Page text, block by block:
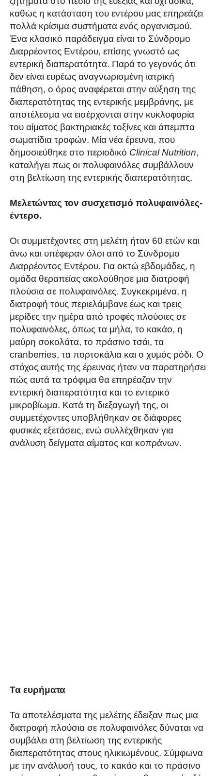
καθώς η κατάσταση του εντέρου μας επηρεάζει
πολλά κρίσιμα συστήματα ενός οργανισμού.
Ένα κλασικό παράδειγμα είναι το Σύνδρομο
Διαρρέοντος Εντέρου, επίσης γνωστό ως
εντερική διαπερατότητα. Παρά το γεγονός ότι
δεν είναι ευρέως αναγνωρισμένη ιατρική
πάθηση, ο όρος αναφέρεται στην αύξηση της
διαπερατότητας της εντερικής μεμβράνης, με
αποτέλεσμα να εισέρχονται στην κυκλοφορία
του αίματος βακτηριακές τοξίνες και άπεμπτα
σωματίδια τροφών. Μία νέα έρευνα, που
δημοσιεύθηκε στο περιοδικό Clinical Nutrition,
καταλήγει πως οι πολυφαινόλες συμβάλλουν
στη βελτίωση της εντερικής διαπερατότητας.
Μελετώντας τον συσχετισμό πολυφαινόλες-
έντερο.
Οι συμμετέχοντες στη μελέτη ήταν 60 ετών και
άνω και υπέφεραν όλοι από το Σύνδρομο
Διαρρέοντος Εντέρου. Για οκτώ εβδομάδες, η
ομάδα θεραπείας ακολούθησε μια διατροφή
πλούσια σε πολυφαινόλες. Συγκεκριμένα, η
διατροφή τους περιελάμβανε έως και τρεις
μερίδες την ημέρα από τροφές πλούσιες σε
πολυφαινόλες, όπως τα μήλα, το κακάο, η
μαύρη σοκολάτα, το πράσινο τσάι, τα
cranberries, τα πορτοκάλια και ο χυμός ρόδι. Ο
στόχος αυτής της έρευνας ήταν να παρατηρήσει
πώς αυτά τα τρόφιμα θα επηρέαζαν την
εντερική διαπερατότητα και το εντερικό
μικροβίωμα. Κατά τη διεξαγωγή της, οι
συμμετέχοντες υποβλήθηκαν σε διάφορες
φυσικές εξετάσεις, ενώ συλλέχθηκαν για
ανάλυση δείγματα αίματος και κοπράνων.
Τα ευρήματα
Τα αποτελέσματα της μελέτης έδειξαν πως μια
διατροφή πλούσια σε πολυφαινόλες δύναται να
συμβάλει στη βελτίωση της εντερικής
διαπερατότητας στους ηλικιωμένους. Σύμφωνα
με την ανάλυσή τους, το κακάο και το πράσινο